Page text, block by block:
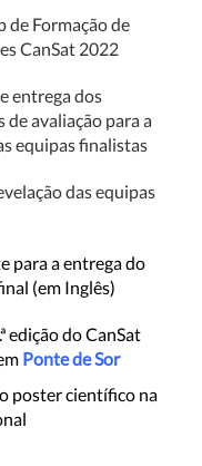
de Formação de
CanSat 2022
entrega dos
de avaliação para a
equipas finalistas
das equipas
para a entrega do
(em Inglês)
edição do CanSat
Ponte de Sor
poster científico na